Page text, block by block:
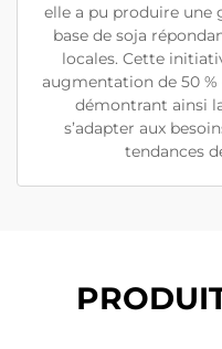
elle a pu produire une
base de soja
locales. Cette
augmentation de 50 %
démontrant ainsi
s’adapter aux
tendances